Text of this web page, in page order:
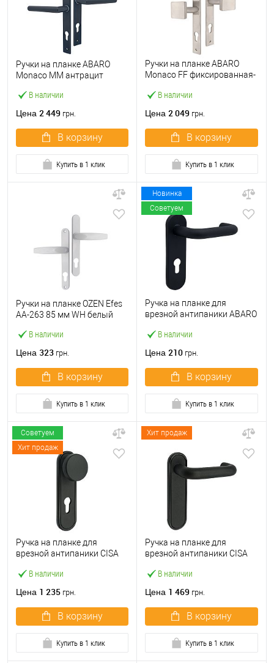
В наличии
Ручки на планке ABARO
Monaco MM антрацит
Цена 2 449 грн.
В корзину
Купить в 1 клик
В наличии
Ручки на планке ABARO
Monaco FF фиксированная-
нержавеющая сталь
Цена 2 049 грн.
В корзину
Купить в 1 клик
В наличии
Ручки на планке OZEN Efes
AA-263 85 мм WH белый
Цена 323 грн.
В корзину
Купить в 1 клик
Новинка
Советуем
В наличии
Ручка на планке для
врезной антипаники ABARO
нажимная 72 мм
Цена 210 грн.
В корзину
Купить в 1 клик
Советуем
Хит продаж
В наличии
Ручка на планке для
врезной антипаники CISA
72 мм черная
Цена 1 235 грн.
В корзину
Купить в 1 клик
Хит продаж
В наличии
Ручка на планке для
врезной антипаники CISA
черная
Цена 1 469 грн.
В корзину
Купить в 1 клик